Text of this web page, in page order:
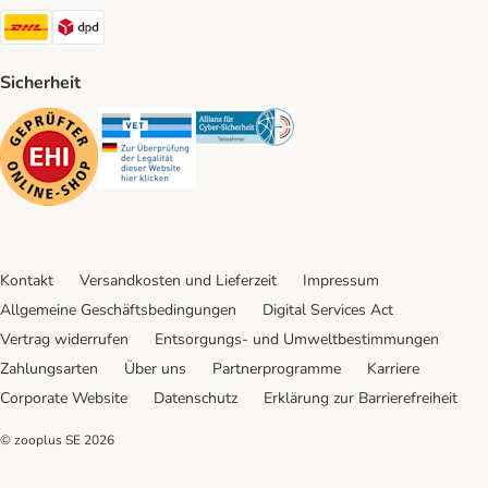
DHL Shipping Method
Sicherheit
Security Security Security
Kontakt Versandkosten und Lieferzeit
Impressum
Allgemeine Geschäftsbedingungen
Digital Services Act
Vertrag widerrufen
Entsorgungs- und Umweltbestimmungen
Zahlungsarten
Über uns Partnerprogramme
Karriere
Corporate Website
Datenschutz Erklärung zur Barrierefreiheit
© zooplus SE 2026